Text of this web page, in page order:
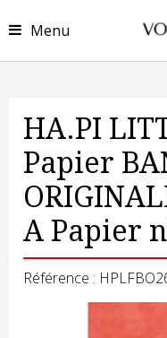
Menu
HA.PI
Papier
A Papier
Référence :